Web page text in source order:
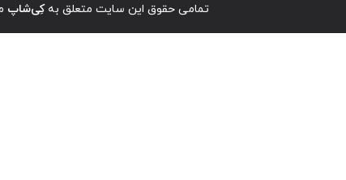
تمامی حقوق این سایت متعلق بهکِی‌شاپ